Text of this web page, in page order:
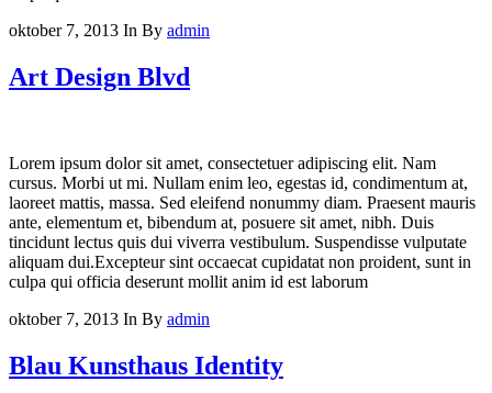
oktober 7, 2013 In By admin
Art Design Blvd
Lorem ipsum dolor sit amet, consectetuer adipiscing elit. Nam
cursus. Morbi ut mi. Nullam enim leo, egestas id, condimentum at,
laoreet mattis, massa. Sed eleifend nonummy diam. Praesent mauris
ante, elementum et, bibendum at, posuere sit amet, nibh. Duis
tincidunt lectus quis dui viverra vestibulum. Suspendisse vulputate
aliquam dui.Excepteur sint occaecat cupidatat non proident, sunt in
culpa qui officia deserunt mollit anim id est laborum
oktober 7, 2013 In By admin
Blau Kunsthaus Identity